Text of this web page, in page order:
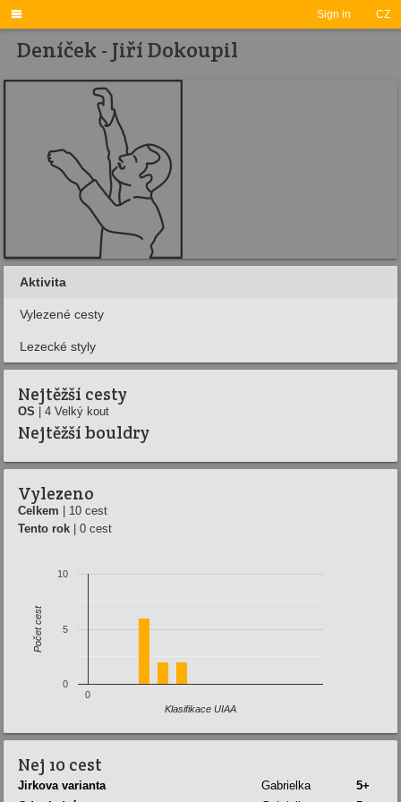
Sign in CZ

Deníček - Jiří Dokoupil
Aktivita
Vylezené cesty
Lezecké styly
Nejtěžší cesty
OS | 4 Velký kout
Nejtěžší bouldry
Vylezeno
Celkem
| 10 cest
Tento rok
| 0 cest
0
0
5
10
Klasifikace UIAA
Počet cest
Nej 10 cest
Jirkova varianta Gabrielka
5+